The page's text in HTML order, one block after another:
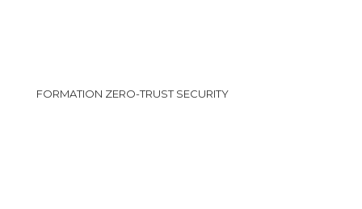
FORMATION ZERO-TRUST SECURITY